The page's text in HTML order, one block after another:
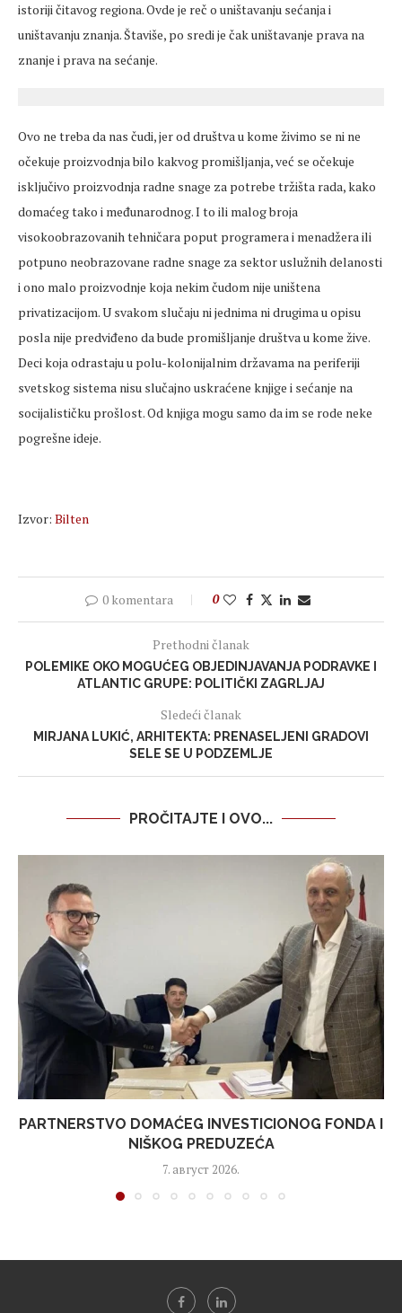
istoriji čitavog regiona. Ovde je reč o uništavanju sećanja i
uništavanju znanja. Štaviše, po sredi je čak uništavanje prava na
znanje i prava na sećanje.
Ovo ne treba da nas čudi, jer od društva u kome živimo se ni ne
očekuje proizvodnja bilo kakvog promišljanja, već se očekuje
isključivo proizvodnja radne snage za potrebe tržišta rada, kako
domaćeg tako i međunarodnog. I to ili malog broja
visokoobrazovanih tehničara poput programera i menadžera ili
potpuno neobrazovane radne snage za sektor uslužnih delanosti
i ono malo proizvodnje koja nekim čudom nije uništena
privatizacijom. U svakom slučaju ni jednima ni drugima u opisu
posla nije predviđeno da bude promišljanje društva u kome žive.
Deci koja odrastaju u polu-kolonijalnim državama na periferiji
svetskog sistema nisu slučajno uskraćene knjige i sećanje na
socijalističku prošlost. Od knjiga mogu samo da im se rode neke
pogrešne ideje.
Izvor: Bilten
0 komentara 0
Prethodni članak
POLEMIKE OKO MOGUĆEG OBJEDINJAVANJA PODRAVKE I
ATLANTIC GRUPE: POLITIČKI ZAGRLJAJ
Sledeći članak
MIRJANA LUKIĆ, ARHITEKTA: PRENASELJENI GRADOVI
SELE SE U PODZEMLJE
PROČITAJTE I OVO...
PARTNERSTVO DOMAĆEG INVESTICIONOG FONDA I
NIŠKOG PREDUZEĆA
7. август 2026.